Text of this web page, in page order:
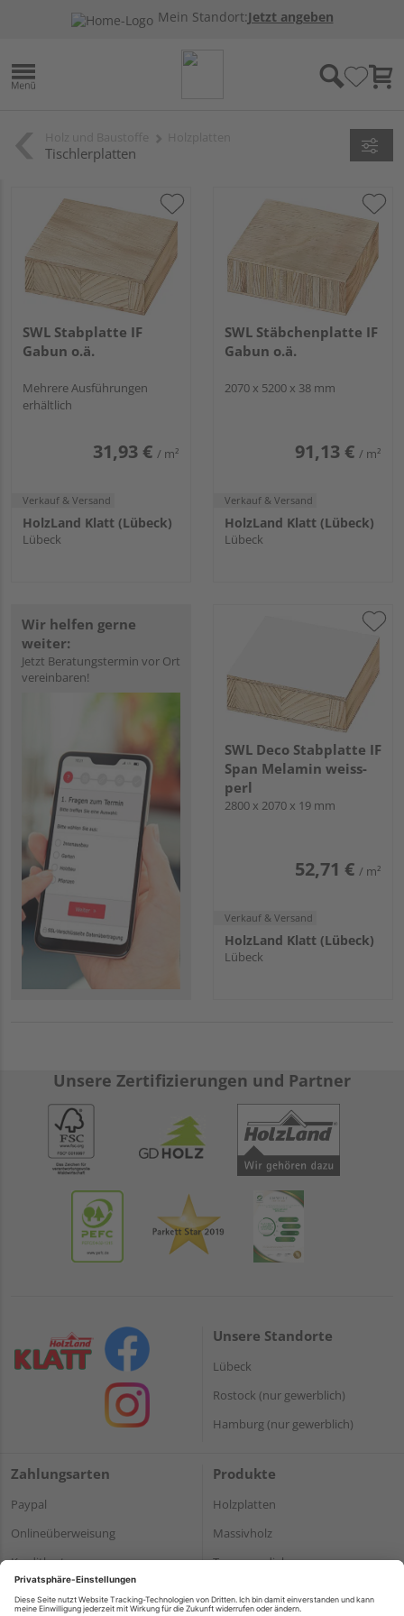
Mein Standort:Jetzt angeben
Tischlerplatten
SWL Stabplatte IF
Gabun o.ä.
Mehrere Ausführungen
erhältlich
31,93 € / m²
Verkauf & Versand
HolzLand Klatt (Lübeck)
Lübeck
SWL Stäbchenplatte IF
Gabun o.ä.
2070 x 5200 x 38 mm
91,13 € / m²
Verkauf & Versand
HolzLand Klatt (Lübeck)
Lübeck
Wir helfen gerne
weiter:
Jetzt Beratungstermin vor Ort
vereinbaren!
SWL Deco Stabplatte IF
Span Melamin weiss-
perl
2800 x 2070 x 19 mm
52,71 € / m²
Verkauf & Versand
HolzLand Klatt (Lübeck)
Lübeck
Unsere Zertifizierungen und Partner
Unsere Standorte
Lübeck
Rostock (nur gewerblich)
Hamburg (nur gewerblich)
Zahlungsarten
Paypal
Onlineüberweisung
Kreditkarte
Produkte
Holzplatten
Massivholz
Terrassendielen